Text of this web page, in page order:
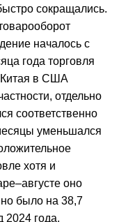
сокращались.
началось с
года торговля
Китая в США
отдельно
соответственно
уменьшался
хотя и
оно
было на 38,7
2024 года.